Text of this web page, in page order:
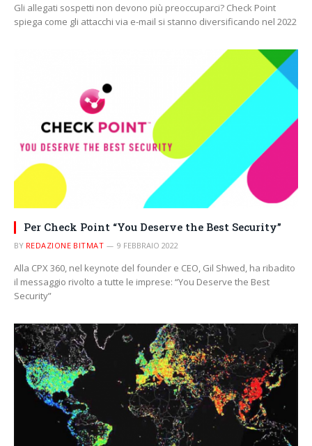
Gli allegati sospetti non devono più preoccuparci? Check Point
spiega come gli attacchi via e-mail si stanno diversificando nel 2022
Per Check Point “You Deserve the Best Security”
BY REDAZIONE BITMAT 9 FEBBRAIO 2022
Alla CPX 360, nel keynote del founder e CEO, Gil Shwed, ha ribadito
il messaggio rivolto a tutte le imprese: “You Deserve the Best
Security”